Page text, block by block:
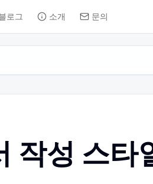
로그 소개 문의
작성 스타